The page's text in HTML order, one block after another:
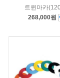
트윈마카
268,000원